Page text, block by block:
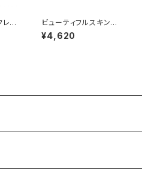
レン
ル
ビューティフルスキン
ミネラルフィニッシング
ヴェール
¥4,620